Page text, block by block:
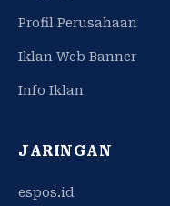
Profil Perusahaan
Iklan Web Banner
Info Iklan
JARINGAN
espos.id